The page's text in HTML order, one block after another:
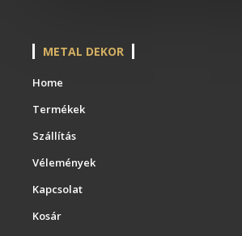
METAL DEKOR
Home
Termékek
Szállítás
Vélemények
Kapcsolat
Kosár